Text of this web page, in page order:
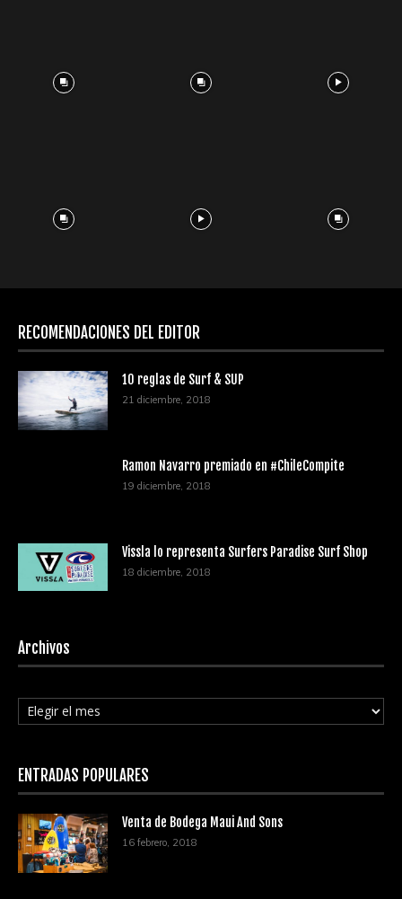
RECOMENDACIONES DEL EDITOR
10 reglas de Surf & SUP
21 diciembre, 2018
Ramon Navarro premiado en #ChileCompite
19 diciembre, 2018
Vissla lo representa Surfers Paradise Surf Shop
18 diciembre, 2018
Archivos
Archivos
ENTRADAS POPULARES
Venta de Bodega Maui And Sons
16 febrero, 2018